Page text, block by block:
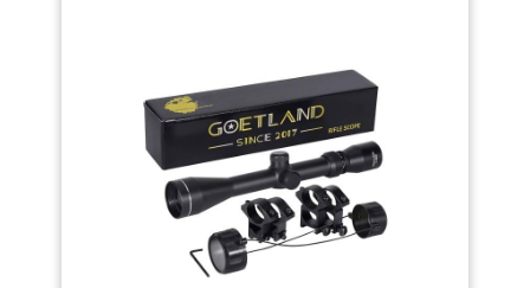
diamètre d'objectif de 50 mm,
des grossissements réglables
(6x-24x), un éclairage
rouge/vert, un contrôle de
luminosité à 5 niveaux et des
réglages précis de
l'élévation/du vent pour une
précision supérieure Conçu
pour durer : fabriqué en alliage
d'aluminium de qualité
aérospatiale avec joint torique
et remplissage à l'azote pour
d'aluminium à haute résistance,
la lunette de visée est durable.
Complètement scellé et rempli à
100% d'azote, la portée tactique
est étanche au brouillard et à la
pluie. Réticule lumineux rouge
et vert, 5 niveaux de réglage de
luminosité pour chaque couleur
permettent aux tireurs de
trouver la luminosité parfaite
nécessaire pour différentes